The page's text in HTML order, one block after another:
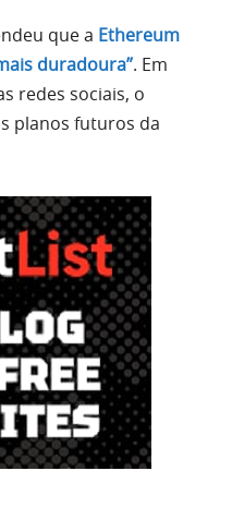
que a Ethereum
duradoura”. Em
redes sociais, o
planos futuros da